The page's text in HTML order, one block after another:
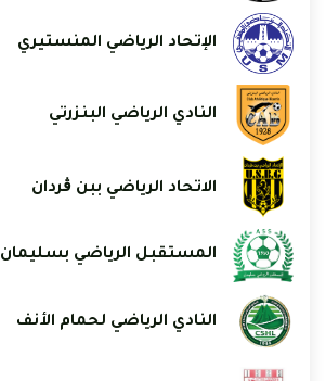
الإتحاد الرياضي المنستيري
النادي الرياضي البنزرتي
الاتحاد الرياضي ببن ڨردان
المستقبل الرياضي بسليمان
النادي الرياضي لحمام الأنف